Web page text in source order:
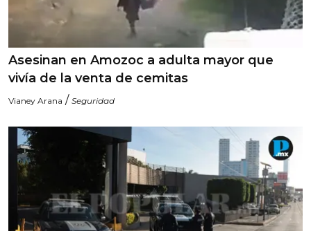
Asesinan en Amozoc a adulta mayor que
vivía de la venta de cemitas
Vianey Arana / Seguridad